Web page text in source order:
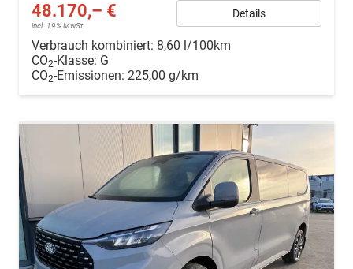
48.170,– €
incl. 19% MwSt.
Details
Verbrauch kombiniert: 8,60 l/100km
CO2-Klasse: G
CO2-Emissionen: 225,00 g/km